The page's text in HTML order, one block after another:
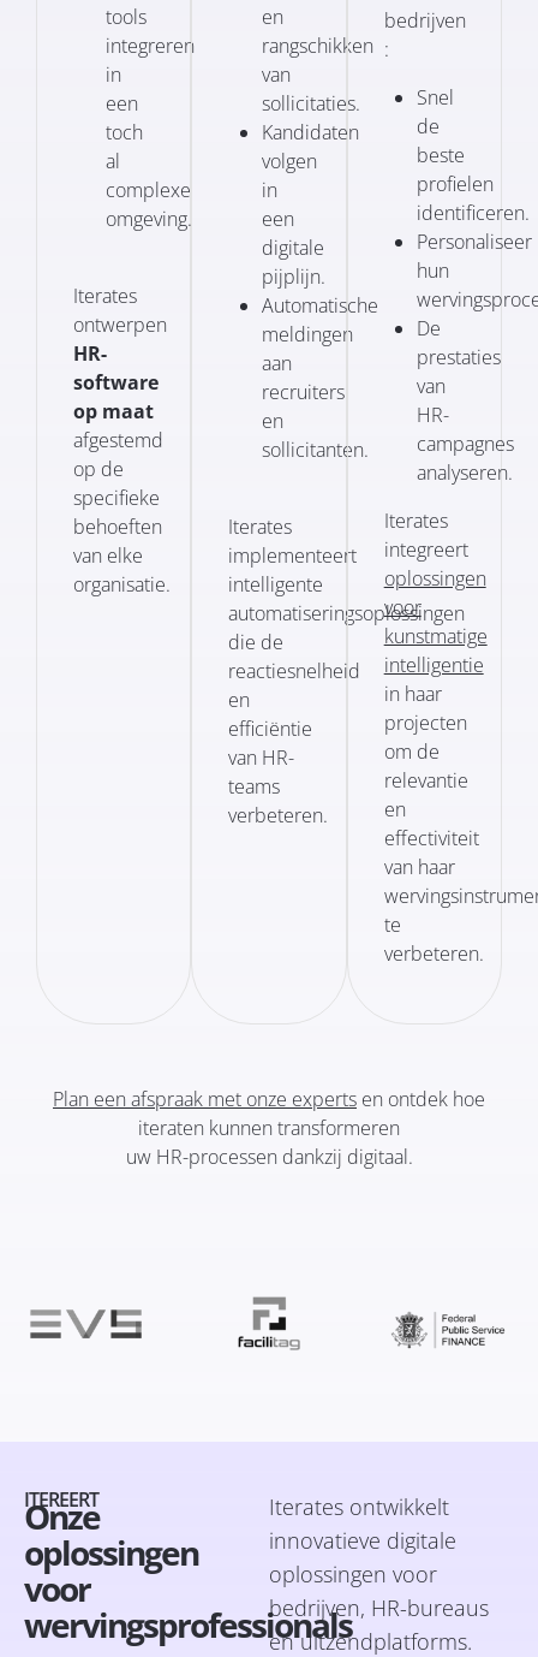
tools
integreren
in
een
toch
al
complexe
omgeving.
Iterates
ontwerpen
HR-
software
op maat
afgestemd
op de
specifieke
behoeften
van elke
organisatie.
en
rangschikken
van
sollicitaties.
Kandidaten
volgen
in
een
digitale
pijplijn.
Automatische
meldingen
aan
recruiters
en
sollicitanten.
Iterates
implementeert
intelligente
automatiseringsoplossingen
die de
reactiesnelheid
en
efficiëntie
van HR-
teams
verbeteren.
bedrijven
:
Snel
de
beste
profielen
identificeren.
Personaliseer
hun
De
prestaties
van
HR-
campagnes
analyseren.
Iterates
integreert
oplossingen
voor
kunstmatige
intelligentie
in haar
projecten
om de
relevantie
en
effectiviteit
van haar
te
verbeteren.
Plan een afspraak met onze experts en ontdek hoe
iteraten kunnen transformeren
uw HR-processen dankzij digitaal.
ITEREERT
Onze
oplossingen
voor
wervingsprofessionals
Iterates ontwikkelt
innovatieve digitale
oplossingen voor
bedrijven, HR-bureaus
en uitzendplatforms.